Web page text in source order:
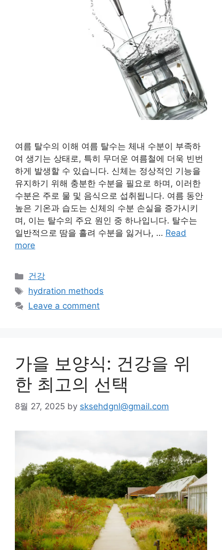
여름 탈수의 이해 여름 탈수는 체내 수분이 부족하
여 생기는 상태로, 특히 무더운 여름철에 더욱 빈번
하게 발생할 수 있습니다. 신체는 정상적인 기능을
유지하기 위해 충분한 수분을 필요로 하며, 이러한
수분은 주로 물 및 음식으로 섭취됩니다. 여름 동안
높은 기온과 습도는 신체의 수분 손실을 증가시키
며, 이는 탈수의 주요 원인 중 하나입니다. 탈수는
일반적으로 땀을 흘려 수분을 잃거나, … Read
more
Categories
건강
Tags
hydration methods
Leave a comment
가을 보양식: 건강을 위
한 최고의 선택
8월 27, 2025 by sksehdgnl@gmail.com